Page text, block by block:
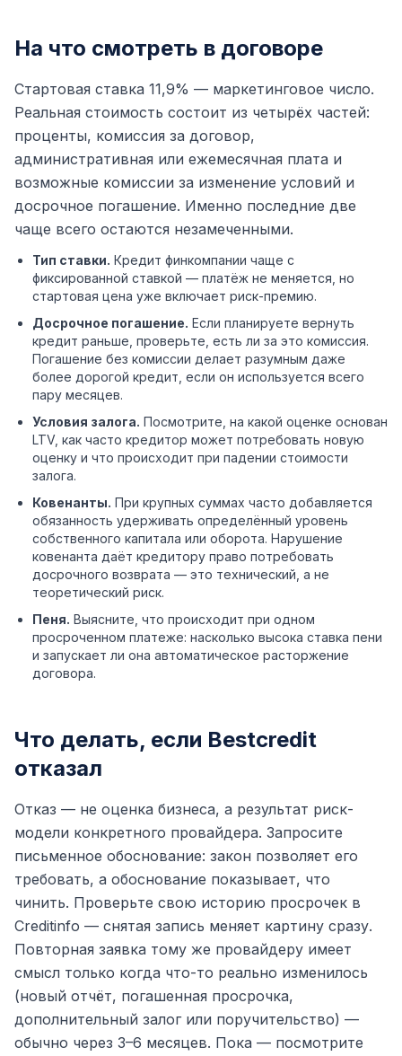
На что смотреть в договоре
Стартовая ставка 11,9% — маркетинговое число.
Реальная стоимость состоит из четырёх частей:
проценты, комиссия за договор,
административная или ежемесячная плата и
возможные комиссии за изменение условий и
досрочное погашение. Именно последние две
чаще всего остаются незамеченными.
Тип ставки. Кредит финкомпании чаще с
фиксированной ставкой — платёж не меняется, но
стартовая цена уже включает риск-премию.
Досрочное погашение. Если планируете вернуть
кредит раньше, проверьте, есть ли за это комиссия.
Погашение без комиссии делает разумным даже
более дорогой кредит, если он используется всего
пару месяцев.
Условия залога. Посмотрите, на какой оценке основан
LTV, как часто кредитор может потребовать новую
оценку и что происходит при падении стоимости
залога.
Ковенанты. При крупных суммах часто добавляется
обязанность удерживать определённый уровень
собственного капитала или оборота. Нарушение
ковенанта даёт кредитору право потребовать
досрочного возврата — это технический, а не
теоретический риск.
Пеня. Выясните, что происходит при одном
просроченном платеже: насколько высока ставка пени
и запускает ли она автоматическое расторжение
договора.
Что делать, если Bestcredit
отказал
Отказ — не оценка бизнеса, а результат риск-
модели конкретного провайдера. Запросите
письменное обоснование: закон позволяет его
требовать, а обоснование показывает, что
чинить. Проверьте свою историю просрочек в
Creditinfo — снятая запись меняет картину сразу.
Повторная заявка тому же провайдеру имеет
смысл только когда что-то реально изменилось
(новый отчёт, погашенная просрочка,
дополнительный залог или поручительство) —
обычно через 3–6 месяцев. Пока — посмотрите